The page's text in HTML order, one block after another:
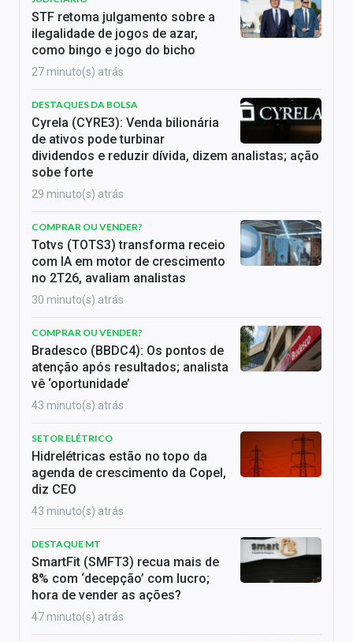
STF retoma julgamento sobre a
ilegalidade de jogos de azar,
como bingo e jogo do bicho
27 minuto(s) atrás
DESTAQUES DA BOLSA
Cyrela (CYRE3): Venda bilionária
de ativos pode turbinar
dividendos e reduzir dívida, dizem analistas; ação
sobe forte
29 minuto(s) atrás
COMPRAR OU VENDER?
Totvs (TOTS3) transforma receio
com IA em motor de crescimento
no 2T26, avaliam analistas
30 minuto(s) atrás
COMPRAR OU VENDER?
Bradesco (BBDC4): Os pontos de
atenção após resultados; analista
vê ‘oportunidade’
43 minuto(s) atrás
SETOR ELÉTRICO
Hidrelétricas estão no topo da
agenda de crescimento da Copel,
diz CEO
43 minuto(s) atrás
DESTAQUE MT
SmartFit (SMFT3) recua mais de
8% com ‘decepção’ com lucro;
hora de vender as ações?
47 minuto(s) atrás